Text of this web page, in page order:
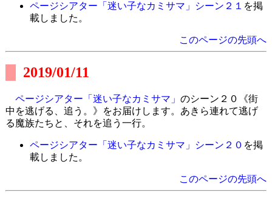
ページシアター「迷い子なカミサマ」シーン２１ を掲
載しました。
このページの先頭へ
2019/01/11
ページシアター「迷い子なカミサマ」 のシーン２０《街
中を逃げる、追う。》をお届けします。あきら連れて逃げ
る魔族たちと、それを追う一行。
ページシアター「迷い子なカミサマ」シーン２０ を掲
載しました。
このページの先頭へ